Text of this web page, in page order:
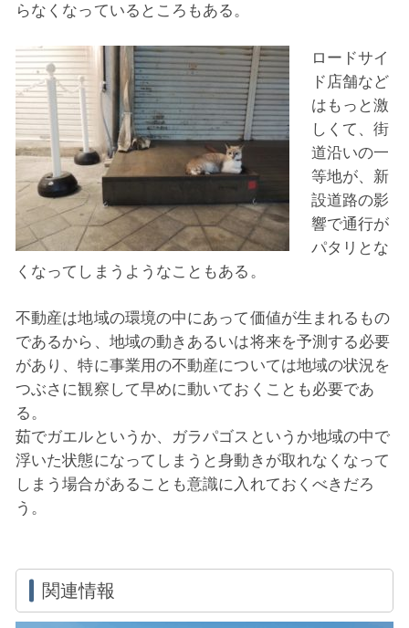
らなくなっているところもある。
ロードサイ
ド店舗など
はもっと激
しくて、街
道沿いの一
等地が、新
設道路の影
響で通行が
パタリとな
くなってしまうようなこともある。
不動産は地域の環境の中にあって価値が生まれるもの
であるから、地域の動きあるいは将来を予測する必要
があり、特に事業用の不動産については地域の状況を
つぶさに観察して早めに動いておくことも必要であ
る。
茹でガエルというか、ガラパゴスというか地域の中で
浮いた状態になってしまうと身動きが取れなくなって
しまう場合があることも意識に入れておくべきだろ
う。
関連情報